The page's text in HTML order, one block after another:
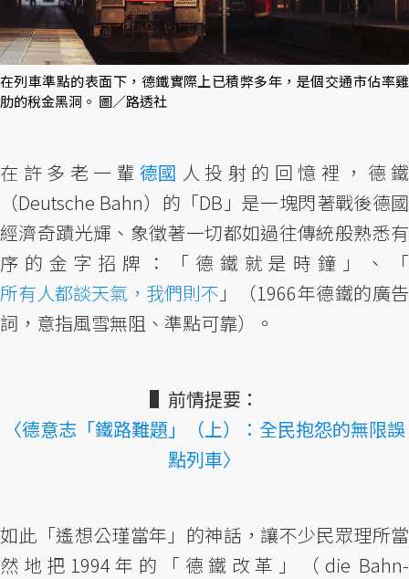
在列車準點的表面下，德鐵實際上已積弊多年，是個交通市佔率雞
肋的稅金黑洞。 圖／路透社
在許多老一輩 德國 人投射的回憶裡，德鐵
（Deutsche Bahn）的「DB」是一塊閃著戰後德國
經濟奇蹟光輝、象徵著一切都如過往傳統般熟悉有
序的金字招牌：「德鐵就是時鐘」、「
所有人都談天氣，我們則不 」（1966年德鐵的廣告
詞，意指風雪無阻、準點可靠）。
▌前情提要：
〈德意志「鐵路難題」（上）：全民抱怨的無限誤
點列車〉
如此「遙想公瑾當年」的神話，讓不少民眾理所當
然地把1994年的「德鐵改革」（die Bahn-